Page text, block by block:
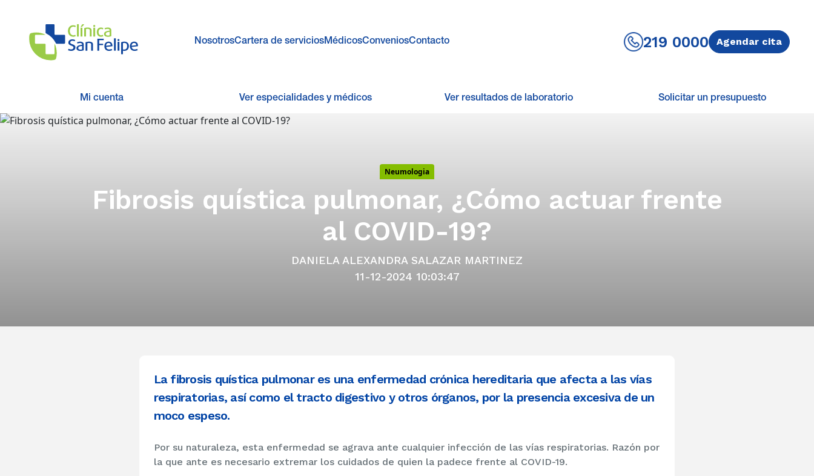
NosotrosCartera de serviciosMédicosConveniosContacto 219 0000 Agendar cita
Mi cuenta Ver especialidades y médicos Ver resultados de laboratorio Solicitar un presupuesto
Neumologia
Fibrosis quística pulmonar, ¿Cómo actuar frente
al COVID-19?
DANIELA ALEXANDRA SALAZAR MARTINEZ
11-12-2024 10:03:47
La fibrosis quística pulmonar es una enfermedad crónica hereditaria que afecta a las vías
respiratorias, así como el tracto digestivo y otros órganos, por la presencia excesiva de un
moco espeso.
Por su naturaleza, esta enfermedad se agrava ante cualquier infección de las vías respiratorias. Razón por
la que ante es necesario extremar los cuidados de quien la padece frente al COVID-19.